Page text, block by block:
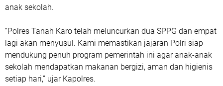
anak sekolah.
“Polres Tanah Karo telah meluncurkan dua SPPG dan empat
lagi akan menyusul. Kami memastikan jajaran Polri siap
mendukung penuh program pemerintah ini agar anak-anak
sekolah mendapatkan makanan bergizi, aman dan higienis
setiap hari,” ujar Kapolres.